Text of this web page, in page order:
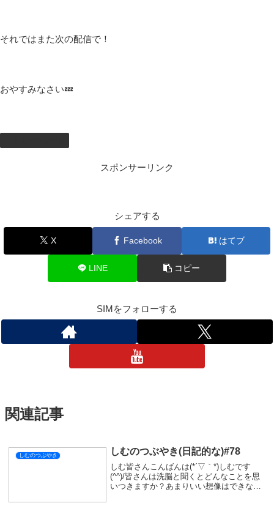
技をちゃんと覚えたら今のメンバーで進めるのかなー(ﾟ∀ﾟ)
進化もあんまりしたくなくて進化させてないけど、あの子たちは
明後日はモンハンの配信をするので、一緒に遊びましょうね(^_-)-
それではまた次の配信で！
しむのつぶやき
スポンサーリンク